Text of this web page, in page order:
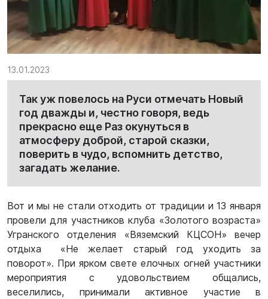
13.01.2023
Так уж повелось на Руси отмечать Новый
год дважды и, честно говоря, ведь
прекрасно еще Раз окунуться в
атмосферу доброй, старой сказки,
поверить в чудо, вспомнить детство,
загадать желание.
Вот и мы не стали отходить от традиции и 13 января
провели для участников клуба «Золотого возраста»
Угранского отделения «Вяземский КЦСОН» вечер
отдыха «Не желает старый год уходить за
поворот». При ярком свете елочных огней участники
мероприятия с удовольствием общались,
веселились, принимали активное участие в